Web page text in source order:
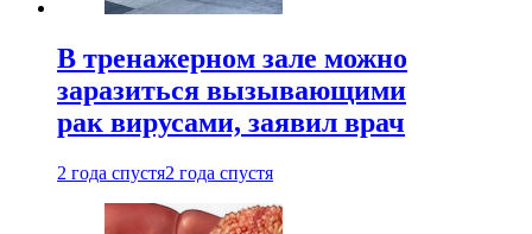
В тренажерном зале можно
заразиться вызывающими
рак вирусами, заявил врач
2 года спустя2 года спустя